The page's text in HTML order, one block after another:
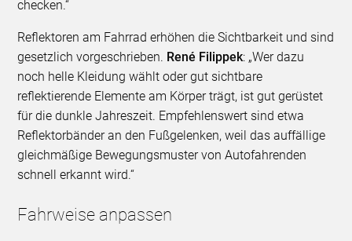
checken.“
Reflektoren am Fahrrad erhöhen die Sichtbarkeit und sind
gesetzlich vorgeschrieben. René Filippek: „Wer dazu
noch helle Kleidung wählt oder gut sichtbare
reflektierende Elemente am Körper trägt, ist gut gerüstet
für die dunkle Jahreszeit. Empfehlenswert sind etwa
Reflektorbänder an den Fußgelenken, weil das auffällige
gleichmäßige Bewegungsmuster von Autofahrenden
schnell erkannt wird.“
Fahrweise anpassen